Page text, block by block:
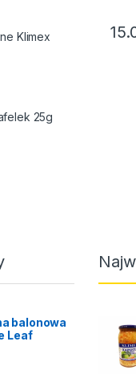
Klimex
25g
balonowa
Leaf